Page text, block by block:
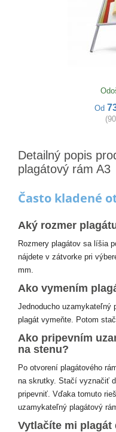
Od
Detailný popis
plagátový rám A3
Často kladené
Aký rozmer
Rozmery plagátov sa líšia
nájdete v zátvorke pri
mm.
Ako vymením
Jednoducho uzamykateľný
plagát vymeňte. Potom
Ako pripevním
na stenu?
Po otvorení plagátového
na skrutky. Stačí vyznačiť
pripevniť. Vďaka tomuto
uzamykateľný plagátový
Vytlačíte mi plagát